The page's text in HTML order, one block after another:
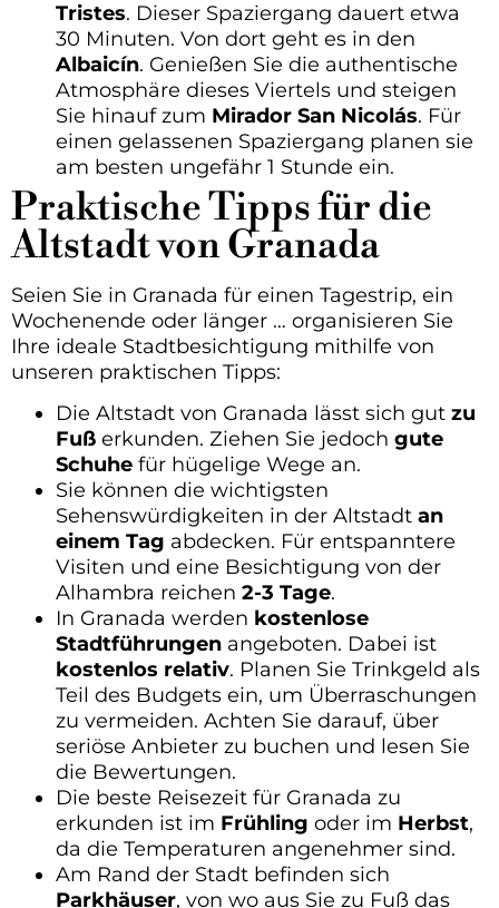
Tristes. Dieser Spaziergang dauert etwa
30 Minuten. Von dort geht es in den
Albaicín. Genießen Sie die authentische
Atmosphäre dieses Viertels und steigen
Sie hinauf zum Mirador San Nicolás. Für
einen gelassenen Spaziergang planen sie
am besten ungefähr 1 Stunde ein.
Praktische Tipps für die
Altstadt von Granada
Seien Sie in Granada für einen Tagestrip, ein
Wochenende oder länger … organisieren Sie
Ihre ideale Stadtbesichtigung mithilfe von
unseren praktischen Tipps:
Die Altstadt von Granada lässt sich gut zu
Fuß erkunden. Ziehen Sie jedoch gute
Schuhe für hügelige Wege an.
Sie können die wichtigsten
Sehenswürdigkeiten in der Altstadt an
einem Tag abdecken. Für entspanntere
Visiten und eine Besichtigung von der
Alhambra reichen 2-3 Tage.
In Granada werden kostenlose
Stadtführungen angeboten. Dabei ist
kostenlos relativ. Planen Sie Trinkgeld als
Teil des Budgets ein, um Überraschungen
zu vermeiden. Achten Sie darauf, über
seriöse Anbieter zu buchen und lesen Sie
die Bewertungen.
Die beste Reisezeit für Granada zu
erkunden ist im Frühling oder im Herbst,
da die Temperaturen angenehmer sind.
Am Rand der Stadt befinden sich
Parkhäuser, von wo aus Sie zu Fuß das